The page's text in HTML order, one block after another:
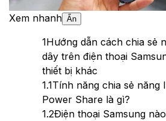
Xem nhanh Ẩn
1Hướng dẫn cách chia sẻ
dây trên điện thoại
thiết bị khác
1.1Tính năng chia sẻ năng
Power Share là gì?
1.2Điện thoại Samsung